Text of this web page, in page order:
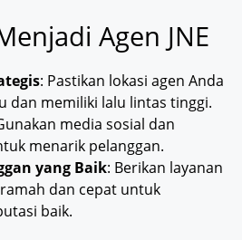
Agen JNE
: Pastikan lokasi agen Anda
dan memiliki lalu lintas tinggi.
media sosial dan
menarik pelanggan.
yang Baik: Berikan layanan
dan cepat untuk
baik.